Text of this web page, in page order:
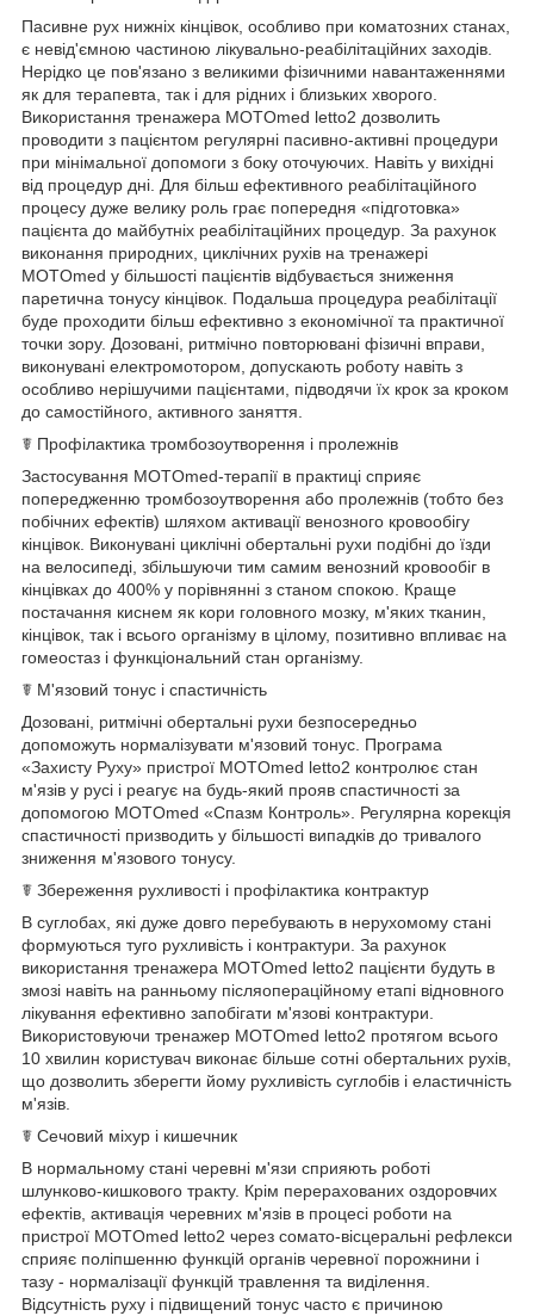
Пасивне рух нижніх кінцівок, особливо при коматозних станах,
є невід'ємною частиною лікувально-реабілітаційних заходів.
Нерідко це пов'язано з великими фізичними навантаженнями
як для терапевта, так і для рідних і близьких хворого.
Використання тренажера MOTOmed letto2 дозволить
проводити з пацієнтом регулярні пасивно-активні процедури
при мінімальної допомоги з боку оточуючих. Навіть у вихідні
від процедур дні. Для більш ефективного реабілітаційного
процесу дуже велику роль грає попередня «підготовка»
пацієнта до майбутніх реабілітаційних процедур. За рахунок
виконання природних, циклічних рухів на тренажері
MOTOmed у більшості пацієнтів відбувається зниження
паретична тонусу кінцівок. Подальша процедура реабілітації
буде проходити більш ефективно з економічної та практичної
точки зору. Дозовані, ритмічно повторювані фізичні вправи,
виконувані електромотором, допускають роботу навіть з
особливо нерішучими пацієнтами, підводячи їх крок за кроком
до самостійного, активного заняття.
☤ Профілактика тромбозоутворення і пролежнів
Застосування MOTOmed-терапії в практиці сприяє
попередженню тромбозоутворення або пролежнів (тобто без
побічних ефектів) шляхом активації венозного кровообігу
кінцівок. Виконувані циклічні обертальні рухи подібні до їзди
на велосипеді, збільшуючи тим самим венозний кровообіг в
кінцівках до 400% у порівнянні з станом спокою. Краще
постачання киснем як кори головного мозку, м'яких тканин,
кінцівок, так і всього організму в цілому, позитивно впливає на
гомеостаз і функціональний стан організму.
☤ М'язовий тонус і спастичність
Дозовані, ритмічні обертальні рухи безпосередньо
допоможуть нормалізувати м'язовий тонус. Програма
«Захисту Руху» пристрої MOTOmed letto2 контролює стан
м'язів у русі і реагує на будь-який прояв спастичності за
допомогою MOTOmed «Спазм Контроль». Регулярна корекція
спастичності призводить у більшості випадків до тривалого
зниження м'язового тонусу.
☤ Збереження рухливості і профілактика контрактур
В суглобах, які дуже довго перебувають в нерухомому стані
формуються туго рухливість і контрактури. За рахунок
використання тренажера MOTOmed letto2 пацієнти будуть в
змозі навіть на ранньому післяопераційному етапі відновного
лікування ефективно запобігати м'язові контрактури.
Використовуючи тренажер MOTOmed letto2 протягом всього
10 хвилин користувач виконає більше сотні обертальних рухів,
що дозволить зберегти йому рухливість суглобів і еластичність
м'язів.
☤ Сечовий міхур і кишечник
В нормальному стані черевні м'язи сприяють роботі
шлунково-кишкового тракту. Крім перерахованих оздоровчих
ефектів, активація черевних м'язів в процесі роботи на
пристрої MOTOmed letto2 через сомато-вісцеральні рефлекси
сприяє поліпшенню функцій органів черевної порожнини і
тазу - нормалізації функцій травлення та виділення.
Відсутність руху і підвищений тонус часто є причиною